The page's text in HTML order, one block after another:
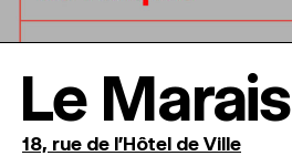
Le Marais
18, rue de l'Hôtel de Ville